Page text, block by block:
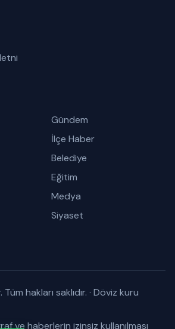
Gündem
İlçe Haber
Belediye
Eğitim
Medya
Siyaset
hakları saklıdır. · Döviz kuru
ve haberlerin izinsiz kullanılması